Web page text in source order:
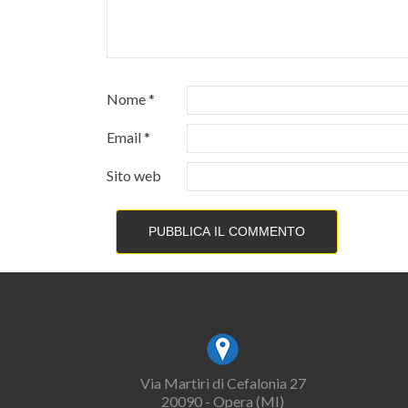
Nome*
Email*
Sito web
Via Martiri di Cefalonia 27
20090 - Opera (MI)